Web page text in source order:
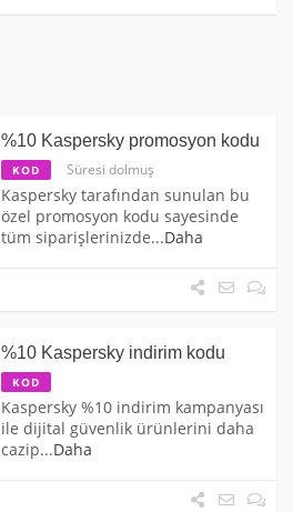
%10 Kaspersky promosyon kodu
KOD Süresi dolmuş
Kaspersky tarafından sunulan bu
özel promosyon kodu sayesinde
tüm siparişlerinizde...Daha
%10 Kaspersky indirim kodu
KOD
Kaspersky %10 indirim kampanyası
ile dijital güvenlik ürünlerini daha
cazip...Daha